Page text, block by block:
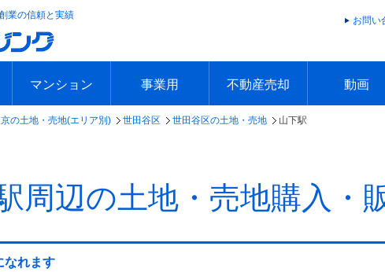
業の信頼と実績
お問い
マンション
エリアで探す
沿線で探す
本日の新着物件
今週の新着物件
事業用
エリアで探す
沿線で探す
本日の新着物件
今週の新着物件
不動産売却
不動産売却トップ
簡単無料査定
不動産売却の流れ
不動産売却 Q&A
海外からの不動産売買
動画
の土地・売地(エリア別) 世田谷区 世田谷区の土地・売地 山下駅
周辺の土地・売地購入・
なれます